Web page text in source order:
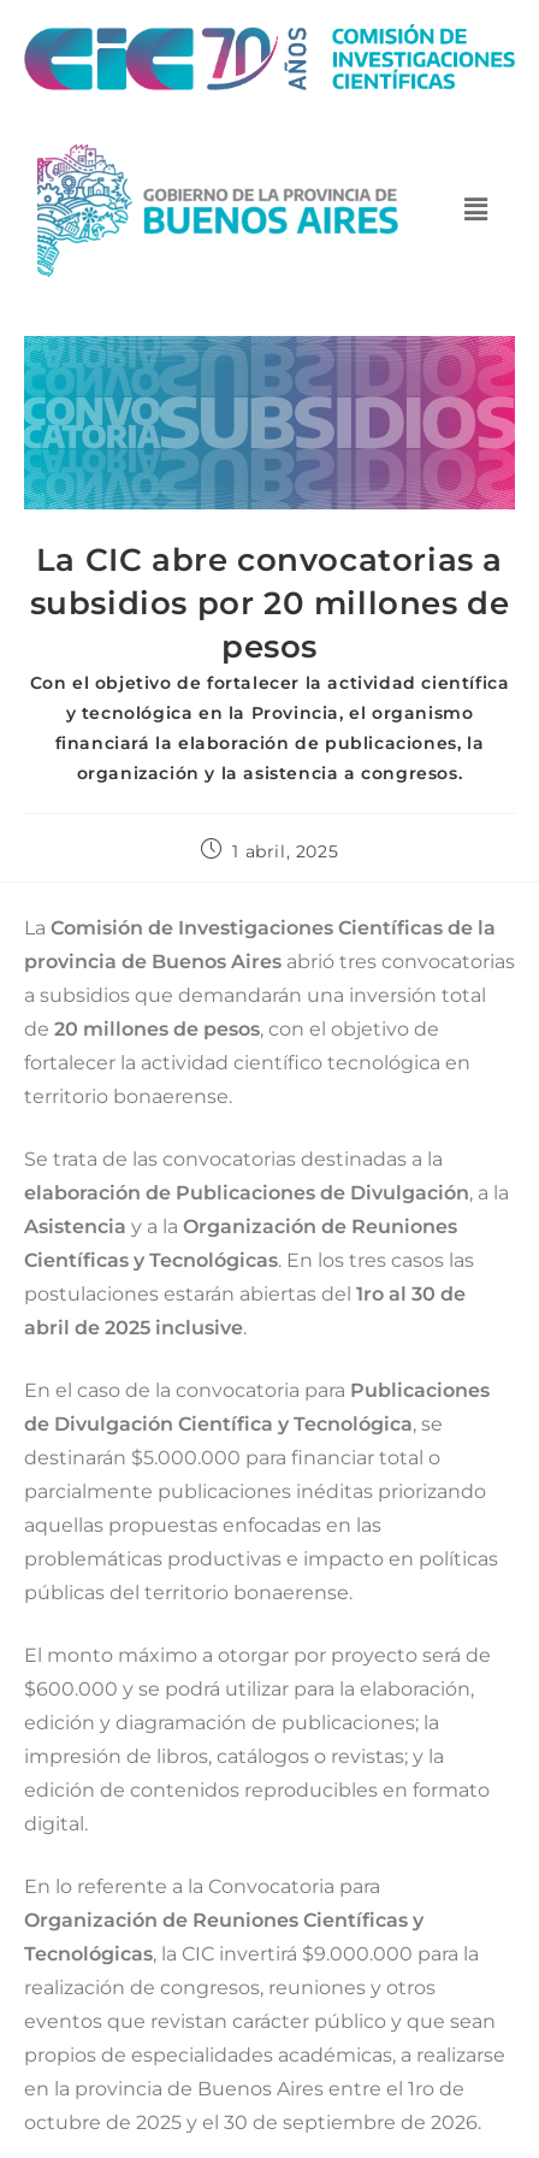
La CIC abre convocatorias a
subsidios por 20 millones de
pesos
Con el objetivo de fortalecer la actividad científica
y tecnológica en la Provincia, el organismo
financiará la elaboración de publicaciones, la
organización y la asistencia a congresos.
1 abril, 2025
La Comisión de Investigaciones Científicas de la
provincia de Buenos Aires abrió tres convocatorias
a subsidios que demandarán una inversión total
de 20 millones de pesos, con el objetivo de
fortalecer la actividad científico tecnológica en
territorio bonaerense.
Se trata de las convocatorias destinadas a la
elaboración de Publicaciones de Divulgación, a la
Asistencia y a la Organización de Reuniones
Científicas y Tecnológicas. En los tres casos las
postulaciones estarán abiertas del 1ro al 30 de
abril de 2025 inclusive.
En el caso de la convocatoria para Publicaciones
de Divulgación Científica y Tecnológica, se
destinarán $5.000.000 para financiar total o
parcialmente publicaciones inéditas priorizando
aquellas propuestas enfocadas en las
problemáticas productivas e impacto en políticas
públicas del territorio bonaerense.
El monto máximo a otorgar por proyecto será de
$600.000 y se podrá utilizar para la elaboración,
edición y diagramación de publicaciones; la
impresión de libros, catálogos o revistas; y la
edición de contenidos reproducibles en formato
digital.
En lo referente a la Convocatoria para
Organización de Reuniones Científicas y
Tecnológicas, la CIC invertirá $9.000.000 para la
realización de congresos, reuniones y otros
eventos que revistan carácter público y que sean
propios de especialidades académicas, a realizarse
en la provincia de Buenos Aires entre el 1ro de
octubre de 2025 y el 30 de septiembre de 2026.